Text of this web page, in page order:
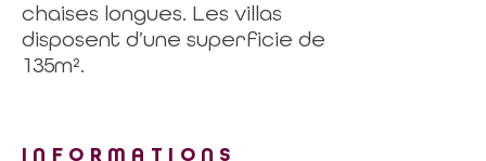
chaises longues. Les villas
disposent d’une superficie de
135m².
INFORMATIONS